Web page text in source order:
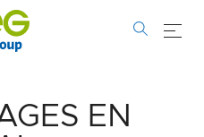
EN